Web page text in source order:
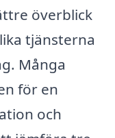
överblick
tjänsterna
Många
för en
och